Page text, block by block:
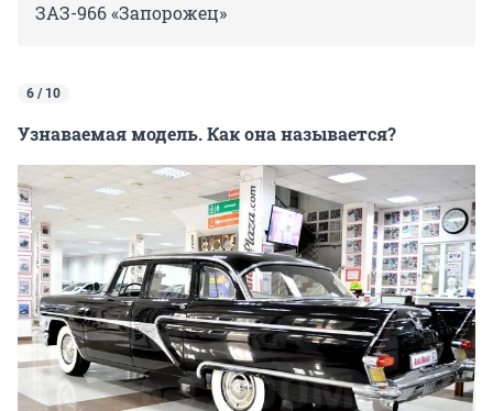
ЗАЗ-966 «Запорожец»
6 / 10
Узнаваемая модель. Как она называется?